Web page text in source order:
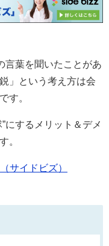
言葉を聞いたことがあ
」という考え方は会
す。
にするメリット＆デメ
。
サイドビズ）